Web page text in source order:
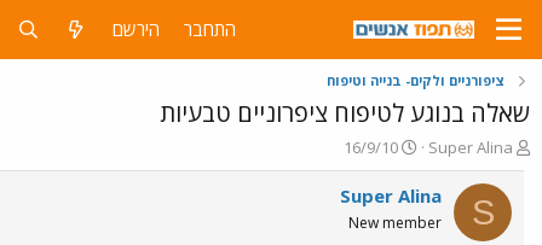
התחבר הירשם
ציפורניים ולקים- בנייה וטיפוח
שאלה בנוגע לטיפוח ציפרוניים טבעיות
פ
ו
ת
ח
ה
Super Alina
פ
ו
ר
ם
16/9/10
S
Super Alina
New member